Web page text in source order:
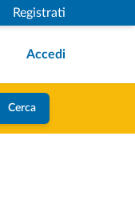
Registrati
Accedi
Cerca